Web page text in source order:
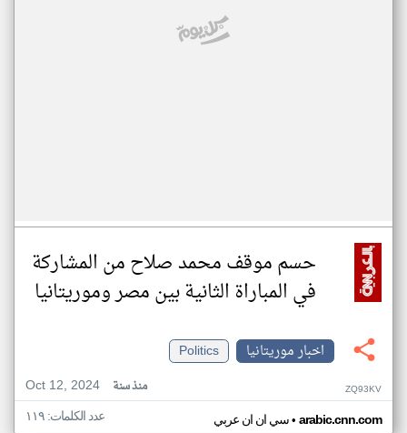
حسم موقف محمد صلاح من المشاركة
في المباراة الثانية بين مصر وموريتانيا
اخبار موريتانيا
Politics
Oct 12, 2024
منذ سنة ZQ93KV
سي ان ان عربي• arabic.cnn.com عدد الكلمات: ١١٩